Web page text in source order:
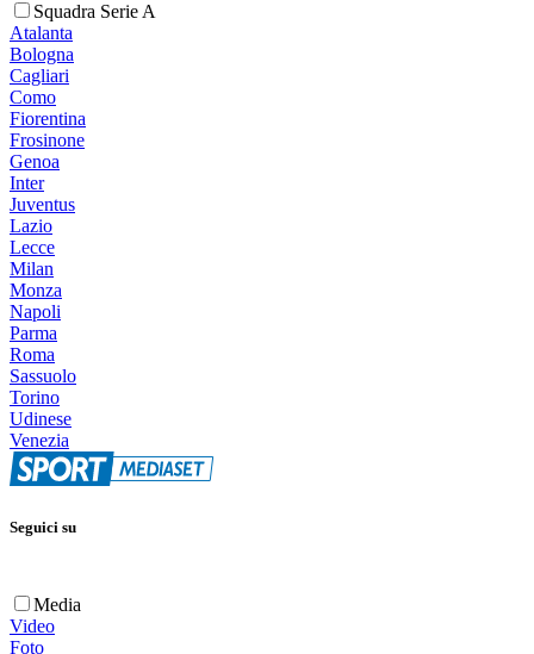
Squadra Serie A
Atalanta
Bologna
Cagliari
Como
Fiorentina
Frosinone
Genoa
Inter
Juventus
Lazio
Lecce
Milan
Monza
Napoli
Parma
Roma
Sassuolo
Torino
Udinese
Venezia
Seguici su
Media
Video
Foto